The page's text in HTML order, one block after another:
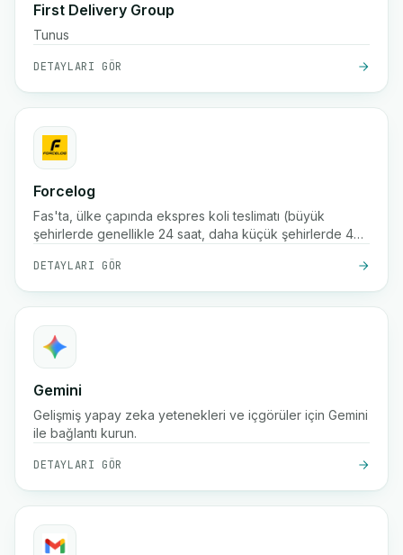
First Delivery Group
Tunus
DETAYLARI GÖR
Forcelog
Fas'ta, ülke çapında ekspres koli teslimatı (büyük
şehirlerde genellikle 24 saat, daha küçük şehirlerde 48
takip hizmetleri sunan e-ticaret teslimat ve lojistik şirketi
DETAYLARI GÖR
Gemini
Gelişmiş yapay zeka yetenekleri ve içgörüler için Gemini
ile bağlantı kurun.
DETAYLARI GÖR